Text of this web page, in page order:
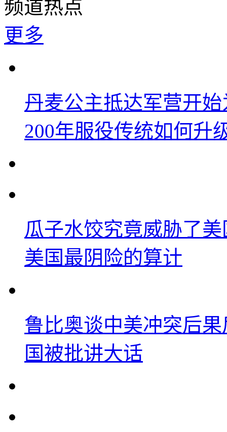
频道热点
更多
丹麦公主抵达军营开
200年服役传统如何升
瓜子水饺究竟威胁了
美国最阴险的算计
鲁比奥谈中美冲突后
国被批讲大话